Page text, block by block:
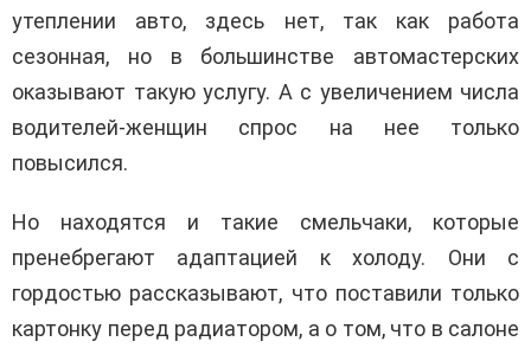
утеплении авто, здесь нет, так как работа
сезонная, но в большинстве автомастерских
оказывают такую услугу. А с увеличением числа
водителей-женщин спрос на нее только
повысился.
Но находятся и такие смельчаки, которые
пренебрегают адаптацией к холоду. Они с
гордостью рассказывают, что поставили только
картонку перед радиатором, а о том, что в салоне